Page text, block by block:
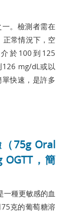
。檢測者需在
正常情況下，空
於100到125
mg/dL或以
快速，是許多
75g Oral
OGTT，簡
一種更敏感的血
克的葡萄糖溶